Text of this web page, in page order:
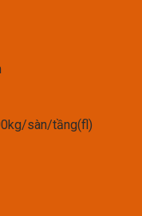
sàn/tầng(fl)